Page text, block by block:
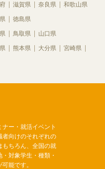
滋賀県 奈良県 和歌山県
徳島県
鳥取県 山口県
熊本県 大分県
宮崎県
ー・就活イベント
者向けのそれぞれの
もちろん、全国の就
対象学生・種類・
能です。